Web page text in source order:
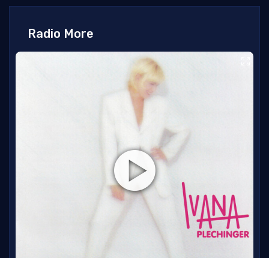
Radio More